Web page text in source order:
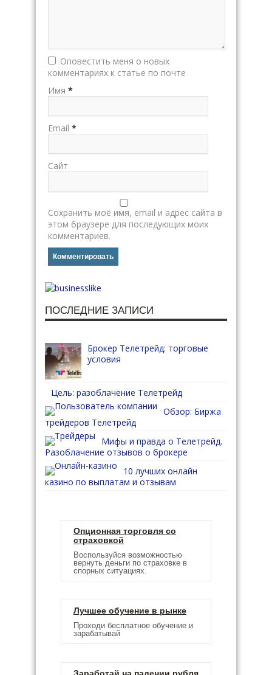
Оповестить меня о новых
комментариях к статье по почте
Имя *
Email *
Сайт
Сохранить моё имя, email и адрес сайта в
этом браузере для последующих моих
комментариев.
ПОСЛЕДНИЕ ЗАПИСИ
Брокер Телетрейд: торговые
условия
Цель: разоблачение Телетрейд
Обзор: Биржа
трейдеров Телетрейд
Мифы и правда о Телетрейд.
Разоблачение отзывов о брокере
10 лучших онлайн
казино по выплатам и отзывам
Опционная торговля со
страховкой
Воспользуйся возможностью
вернуть деньги по страховке в
спорных ситуациях.
Лучшее обучение в рынке
Проходи бесплатное обучение и
зарабатывай